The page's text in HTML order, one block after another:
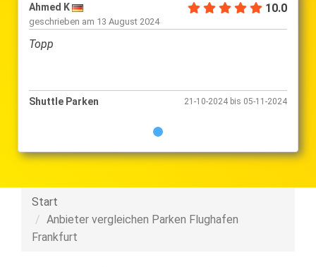
Ahmed K
geschrieben am 13 August 2024
10.0
Topp
Shuttle Parken 21-10-2024 bis 05-11-2024
Start
Anbieter vergleichen Parken Flughafen
Frankfurt